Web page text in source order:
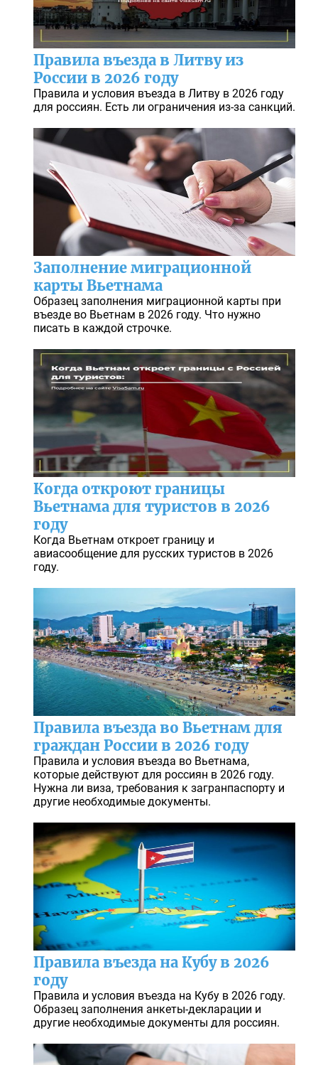
Правила въезда в Литву из
России в 2026 году
Правила и условия въезда в Литву в 2026 году
для россиян. Есть ли ограничения из-за санкций.
Заполнение миграционной
карты Вьетнама
Образец заполнения миграционной карты при
въезде во Вьетнам в 2026 году. Что нужно
писать в каждой строчке.
Когда откроют границы
Вьетнама для туристов в 2026
году
Когда Вьетнам откроет границу и
авиасообщение для русских туристов в 2026
году.
Правила въезда во Вьетнам для
граждан России в 2026 году
Правила и условия въезда во Вьетнама,
которые действуют для россиян в 2026 году.
Нужна ли виза, требования к загранпаспорту и
другие необходимые документы.
Правила въезда на Кубу в 2026
году
Правила и условия въезда на Кубу в 2026 году.
Образец заполнения анкеты-декларации и
другие необходимые документы для россиян.